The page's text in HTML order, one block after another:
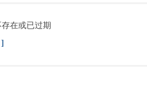
在或已过期